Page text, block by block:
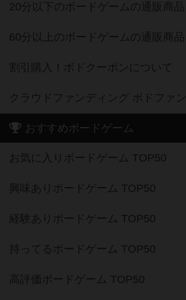
20分以下のボードゲームの通販商品
60分以上のボードゲームの通販商品
割引購入！ボドクーポンについて
クラウドファンディング ボドファン
おすすめボードゲーム
お気に入りボードゲーム TOP50
興味ありボードゲーム TOP50
経験ありボードゲーム TOP50
持ってるボードゲーム TOP50
高評価ボードゲーム TOP50